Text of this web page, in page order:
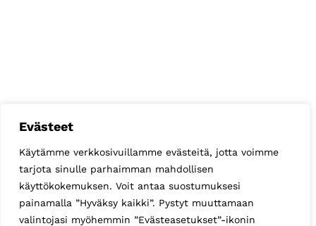
Evästeet
Käytämme verkkosivuillamme evästeitä, jotta voimme
tarjota sinulle parhaimman mahdollisen
käyttökokemuksen. Voit antaa suostumuksesi
painamalla ”Hyväksy kaikki”. Pystyt muuttamaan
valintojasi myöhemmin ”Evästeasetukset”-ikonin